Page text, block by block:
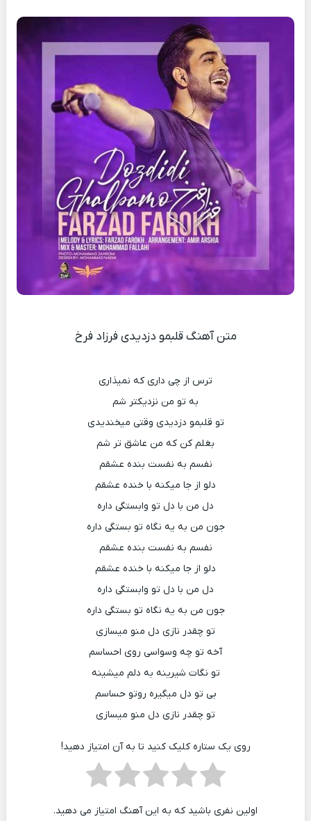
متن آهنگ قلبمو دزدیدی فرزاد فرخ
ترس از چی داری که نمیذاری
به تو من نزدیکتر شم
تو قلبمو دزدیدی وقتی میخندیدی
بغلم کن که من عاشق تر شم
نفسم به نفست بنده عشقم
دلو از جا میکنه با خنده عشقم
دل من با دل تو وابستگی داره
جون من به یه نگاه تو بستگی داره
نفسم به نفست بنده عشقم
دلو از جا میکنه با خنده عشقم
دل من با دل تو وابستگی داره
جون من به یه نگاه تو بستگی داره
تو چقدر نازی دل منو میسازی
آخه تو چه وسواسی روی احساسم
تو نگات شیرینه به دلم میشینه
بی تو دل میگیره روتو حساسم
تو چقدر نازی دل منو میسازی
روی یک ستاره کلیک کنید تا به آن امتیاز دهید!
اولین نفری باشید که به این آهنگ امتیاز می دهید.